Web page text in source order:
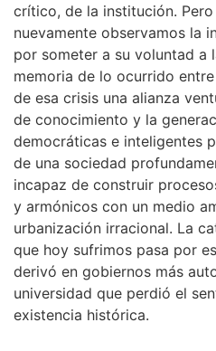
crítico, de la institución.
nuevamente observamos la
por someter a su voluntad a
memoria de lo ocurrido
de esa crisis una alianza
de conocimiento y la
democráticas e inteligentes
de una sociedad
incapaz de construir
y armónicos con un medio
urbanización irracional. La
que hoy sufrimos pasa por
derivó en gobiernos más
universidad que perdió el
existencia histórica.